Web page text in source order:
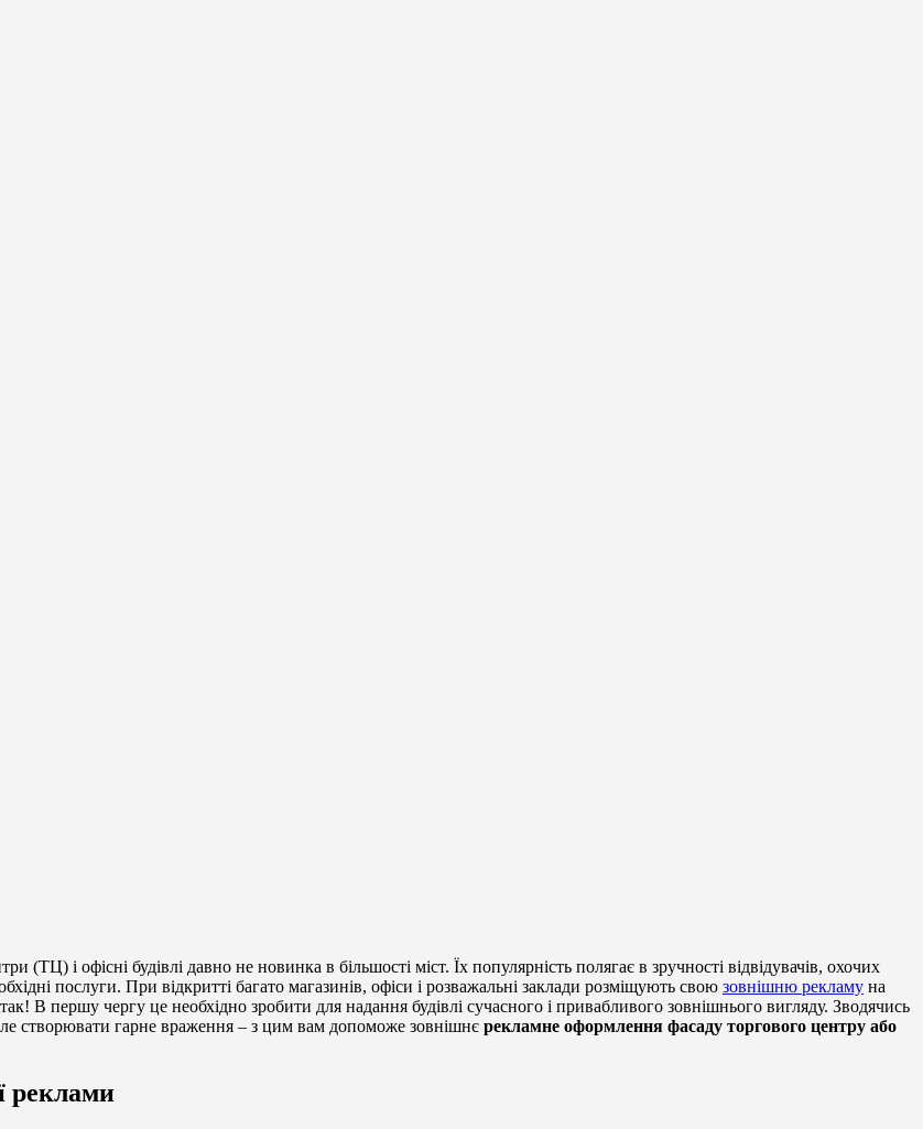
(ТЦ) і офісні будівлі давно не новинка в більшості міст. Їх популярність полягає в зручності відвідувачів, охочих
послуги. При відкритті багато магазинів, офіси і розважальні заклади розміщують свою зовнішню рекламу на
так! В першу чергу це необхідно зробити для надання будівлі сучасного і привабливого зовнішнього вигляду. Зводячись
але створювати гарне враження – з цим вам допоможе зовнішнє рекламне оформлення фасаду торгового центру або
реклами